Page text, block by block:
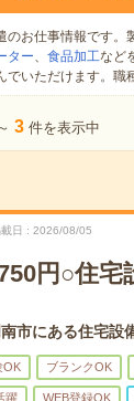
のお仕事情報です。
ター、 食品加工など
でいただけます。職
3 件を表示中
日 2026/08/05
円○住宅
市にある住宅設
OK ブランクOK
躍 WEB登録OK